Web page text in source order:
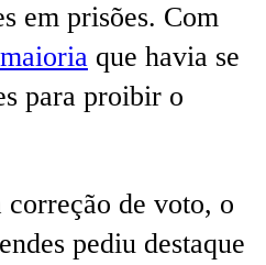
em prisões. Com
que havia se
para proibir o
de voto, o
pediu destaque